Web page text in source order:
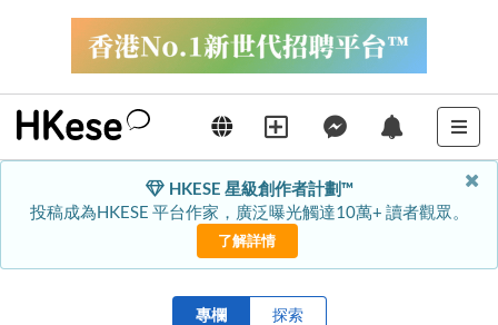
HKESE 星級創作者計劃™
投稿成為HKESE 平台作家，廣泛曝光觸達10萬+ 讀者觀眾。
了解詳情
專欄 探索